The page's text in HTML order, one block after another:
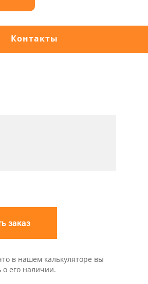
Контакты
заказ
в нашем калькуляторе вы
о его наличии.